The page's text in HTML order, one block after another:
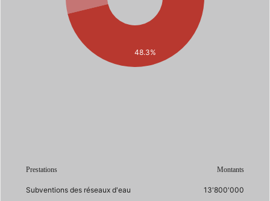
48.3%
Prestations Montants
Subventions des réseaux d'eau 13'800'000